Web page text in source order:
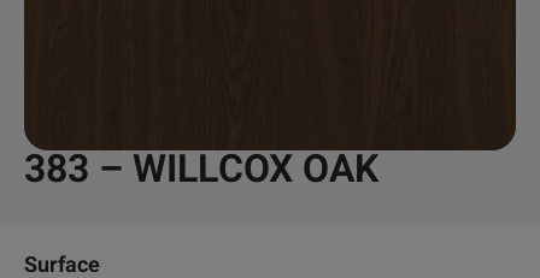
383 – WILLCOX OAK
Surface